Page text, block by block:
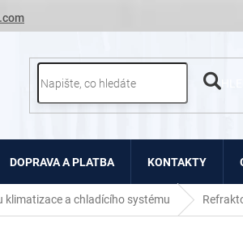
DOPRAVA A PLATBA KONTAKTY
klimatizace a chladícího systému